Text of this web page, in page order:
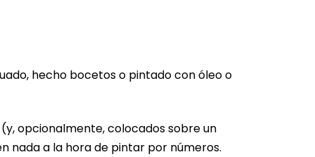
hecho bocetos o pintado con óleo o
opcionalmente, colocados sobre un
nada a la hora de pintar por números.